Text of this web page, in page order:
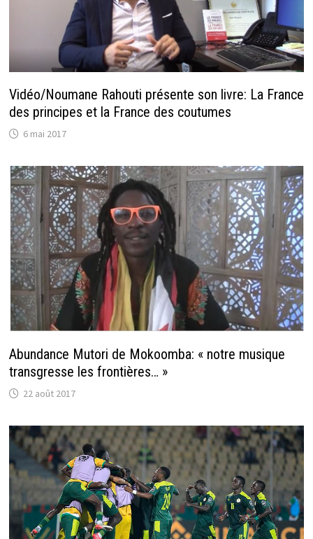
Vidéo/Noumane Rahouti présente son livre: La France
des principes et la France des coutumes
6 mai 2017
Abundance Mutori de Mokoomba: « notre musique
transgresse les frontières… »
22 août 2017